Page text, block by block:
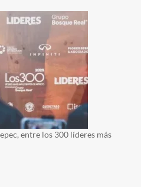
entre los 300 líderes más